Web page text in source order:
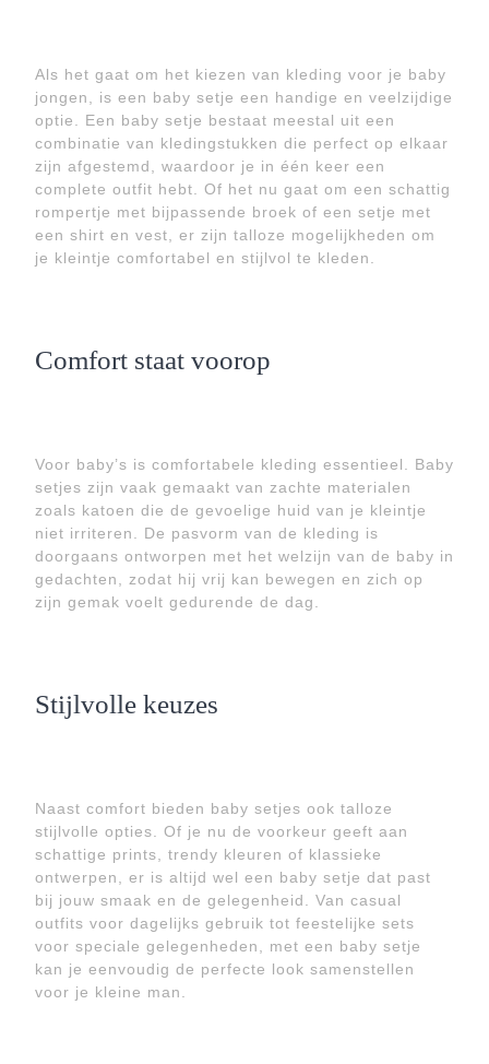
Als het gaat om het kiezen van kleding voor je baby
jongen, is een baby setje een handige en veelzijdige
optie. Een baby setje bestaat meestal uit een
combinatie van kledingstukken die perfect op elkaar
zijn afgestemd, waardoor je in één keer een
complete outfit hebt. Of het nu gaat om een schattig
rompertje met bijpassende broek of een setje met
een shirt en vest, er zijn talloze mogelijkheden om
je kleintje comfortabel en stijlvol te kleden.
Comfort staat voorop
Voor baby’s is comfortabele kleding essentieel. Baby
setjes zijn vaak gemaakt van zachte materialen
zoals katoen die de gevoelige huid van je kleintje
niet irriteren. De pasvorm van de kleding is
doorgaans ontworpen met het welzijn van de baby in
gedachten, zodat hij vrij kan bewegen en zich op
zijn gemak voelt gedurende de dag.
Stijlvolle keuzes
Naast comfort bieden baby setjes ook talloze
stijlvolle opties. Of je nu de voorkeur geeft aan
schattige prints, trendy kleuren of klassieke
ontwerpen, er is altijd wel een baby setje dat past
bij jouw smaak en de gelegenheid. Van casual
outfits voor dagelijks gebruik tot feestelijke sets
voor speciale gelegenheden, met een baby setje
kan je eenvoudig de perfecte look samenstellen
voor je kleine man.